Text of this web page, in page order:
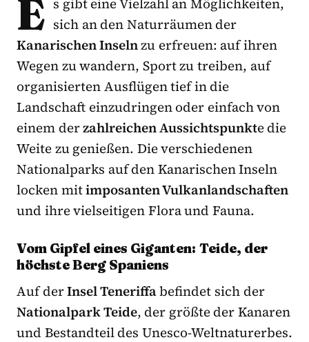
E sich an den Naturräumen der
Kanarischen Inselnzu erfreuen: auf ihren
Wegen zu wandern, Sport zu treiben, auf
organisierten Ausflügen tief in die
Landschaft einzudringen oder einfach von
einem derzahlreichen Aussichtspunkte die
Weite zu genießen. Die verschiedenen
Nationalparks auf den Kanarischen Inseln
locken mitimposanten Vulkanlandschaften
und ihre vielseitigen Flora und Fauna.
Vom Gipfel eines Giganten: Teide, der
höchste Berg Spaniens
Auf derInsel Teneriffabefindet sich der
Nationalpark Teide, der größte der Kanaren
und Bestandteil des Unesco-Weltnaturerbes.